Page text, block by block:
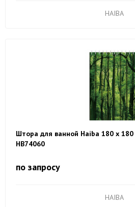
HAIBA
Штора для ванной Haiba 180 х
HB74060
по запросу
HAIBA